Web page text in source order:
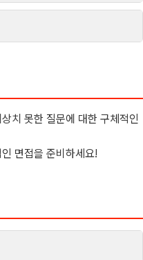
치 못한 질문에 대한 구체적인
면접을 준비하세요!